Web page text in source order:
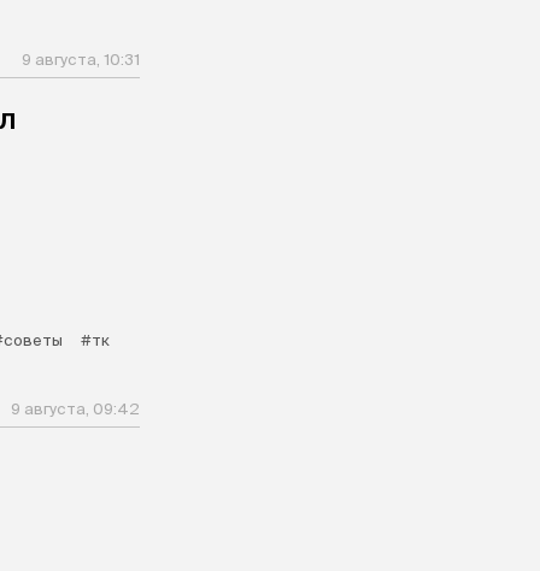
9 августа, 10:31
#тк
9 августа, 09:42